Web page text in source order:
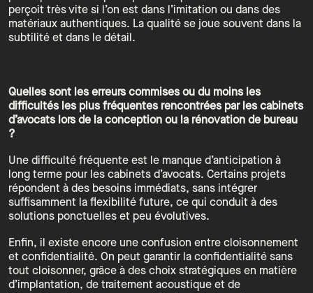
perçoit très vite si l’on est dans l’imitation ou dans des
matériaux authentiques. La qualité se joue souvent dans la
subtilité et dans le détail.
Quelles sont les erreurs commises ou du moins les
difficultés les plus fréquentes rencontrées par les cabinets
d’avocats lors de la conception ou la rénovation de bureau
?
Une difficulté fréquente est le manque d’anticipation à
long terme pour les cabinets d’avocats. Certains projets
répondent à des besoins immédiats, sans intégrer
suffisamment la flexibilité future, ce qui conduit à des
solutions ponctuelles et peu évolutives.
Enfin, il existe encore une confusion entre cloisonnement
et confidentialité. On peut garantir la confidentialité sans
tout cloisonner, grâce à des choix stratégiques en matière
d’implantation, de traitement acoustique et de